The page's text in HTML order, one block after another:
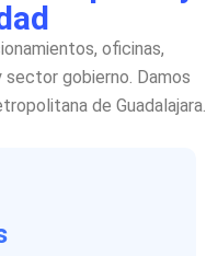
oficinas,
gobierno. Damos
de Guadalajara.